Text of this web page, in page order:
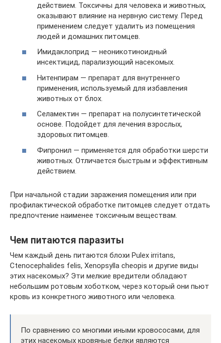
действием. Токсичны для человека и животных,
оказывают влияние на нервную систему. Перед
применением следует удалить из помещения
людей и домашних питомцев.
Имидаклоприд — неоникотиноидный
инсектицид, парализующий насекомых.
Нитенпирам — препарат для внутреннего
применения, используемый для избавления
животных от блох.
Селамектин — препарат на полусинтетической
основе. Подойдет для лечения взрослых,
здоровых питомцев.
Фипронил — применяется для обработки шерсти
животных. Отличается быстрым и эффективным
действием.
При начальной стадии заражения помещения или при
профилактической обработке питомцев следует отдать
предпочтение наименее токсичным веществам.
Чем питаются паразиты
Чем каждый день питаются блохи Pulex irritans,
Ctenocephalides felis, Xenopsylla cheopis и другие виды
этих насекомых? Эти мелкие вредители обладают
небольшим ротовым хоботком, через который они пьют
кровь из конкретного животного или человека.
По сравнению со многими иными кровососами, для
этих насекомых кровяные белки являются